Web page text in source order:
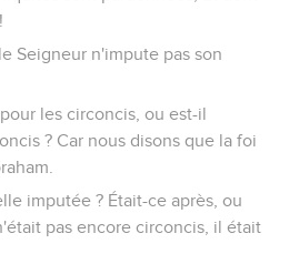
Seigneur n'impute pas son
les circoncis, ou est-il
? Car nous disons que la foi
imputée ? Était-ce après, ou
pas encore circoncis, il était